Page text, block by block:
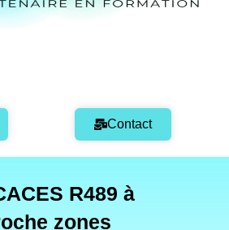
Contact
R489 à
zones